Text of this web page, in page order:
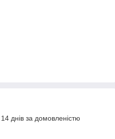
днів за домовленістю